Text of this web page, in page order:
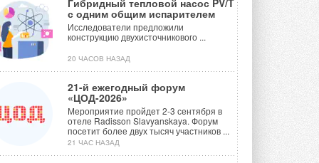
Гибридный тепловой насос PV/T
с одним общим испарителем
Исследователи предложили
конструкцию двухисточникового ...
20 ЧАСОВ НАЗАД
21-й ежегодный форум
«ЦОД-2026»
Мероприятие пройдет 2-3 сентября в
отеле Radisson Slavyanskaya. Форум
посетит более двух тысяч участников ...
21 ЧАС НАЗАД